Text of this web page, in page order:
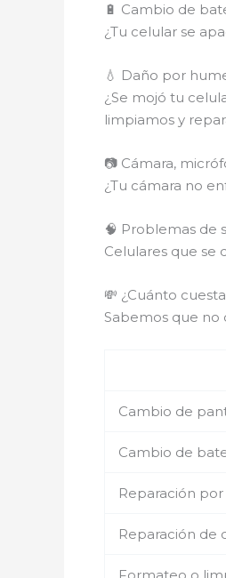
🔋 Cambio de
¿Tu celular se
💧 Daño por
¿Se mojó tu
limpiamos y
📷 Cámara,
¿Tu cámara no
🧠 Problemas de
Celulares que se
💸 ¿Cuánto
Sabemos que no
Cambio de
Cambio de
Reparación
Reparación de